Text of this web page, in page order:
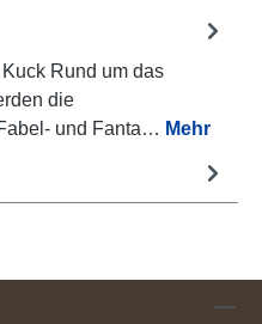
Rund um das
die
und Fanta… Mehr